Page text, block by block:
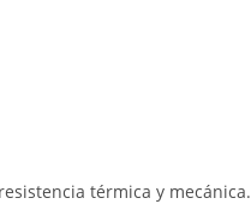
térmica y mecánica.